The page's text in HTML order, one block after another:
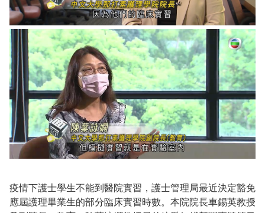
疫情下護士學生不能到醫院實習，護士管理局最近決定豁免
應屆護理畢業生的部分臨床實習時數。本院院長車錫英教授